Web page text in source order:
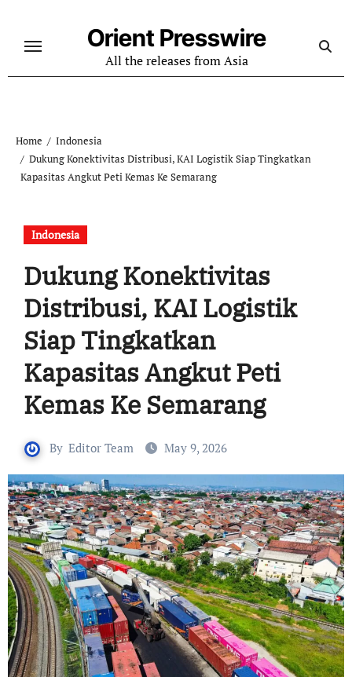
content
Orient Presswire
All the releases from Asia
Home
Indonesia
Dukung Konektivitas Distribusi, KAI Logistik Siap Tingkatkan
Kapasitas Angkut Peti Kemas Ke Semarang
Indonesia
Dukung Konektivitas
Distribusi, KAI Logistik
Siap Tingkatkan
Kapasitas Angkut Peti
Kemas Ke Semarang
By Editor Team May 9, 2026